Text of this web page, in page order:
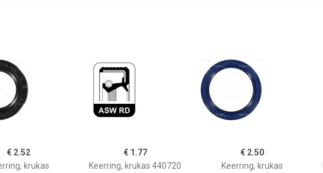
€ 2.52
krukas
€ 1.77
Keerring, krukas 440720
€ 2.50
Keerring, krukas